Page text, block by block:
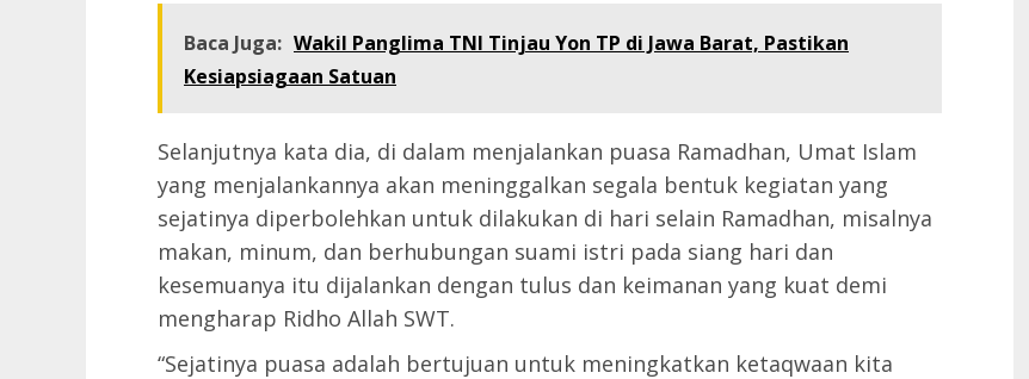
Baca Juga: Wakil Panglima TNI Tinjau Yon TP di Jawa Barat, Pastikan
Kesiapsiagaan Satuan
Selanjutnya kata dia, di dalam menjalankan puasa Ramadhan, Umat Islam
yang menjalankannya akan meninggalkan segala bentuk kegiatan yang
sejatinya diperbolehkan untuk dilakukan di hari selain Ramadhan, misalnya
makan, minum, dan berhubungan suami istri pada siang hari dan
kesemuanya itu dijalankan dengan tulus dan keimanan yang kuat demi
mengharap Ridho Allah SWT.
“Sejatinya puasa adalah bertujuan untuk meningkatkan ketaqwaan kita